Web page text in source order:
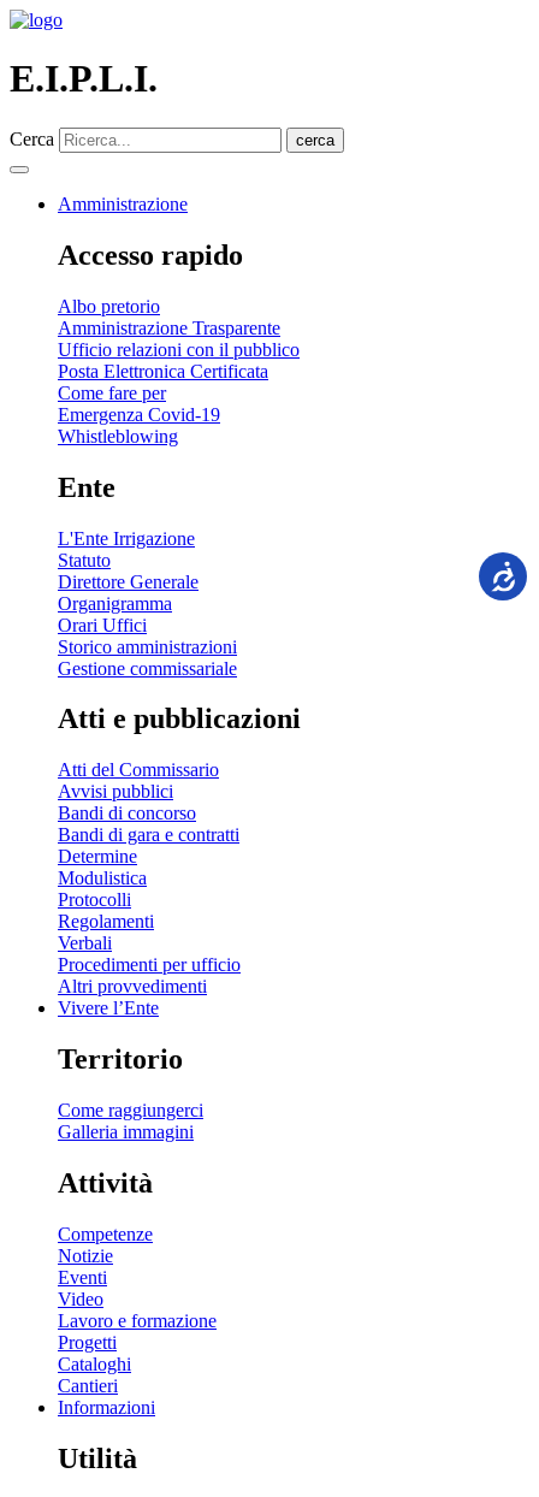
E.I.P.L.I.
Cerca cerca
Amministrazione
Accesso rapido
Albo pretorio
Amministrazione Trasparente
Ufficio relazioni con il pubblico
Posta Elettronica Certificata
Come fare per
Emergenza Covid-19
Whistleblowing
Ente
L'Ente Irrigazione
Statuto
Direttore Generale
Organigramma
Orari Uffici
Storico amministrazioni
Gestione commissariale
Atti e pubblicazioni
Atti del Commissario
Avvisi pubblici
Bandi di concorso
Bandi di gara e contratti
Determine
Modulistica
Protocolli
Regolamenti
Verbali
Procedimenti per ufficio
Altri provvedimenti
Vivere l’Ente
Territorio
Come raggiungerci
Galleria immagini
Attività
Competenze
Notizie
Eventi
Video
Lavoro e formazione
Progetti
Cataloghi
Cantieri
Informazioni
Utilità